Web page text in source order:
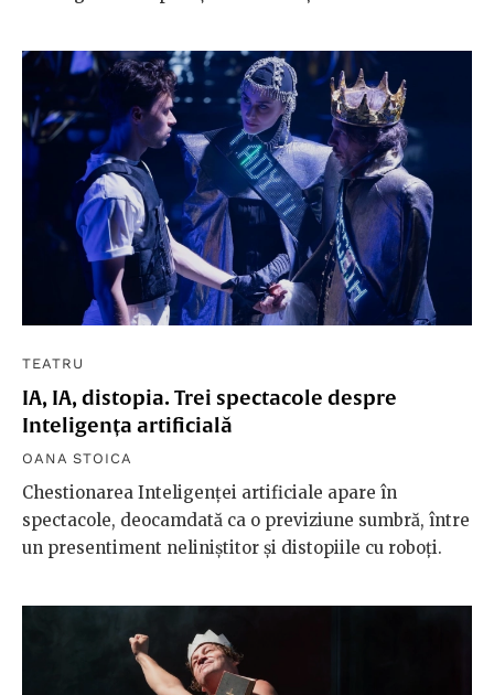
TEATRU
IA, IA, distopia. Trei spectacole despre
Inteligența artificială
OANA STOICA
Chestionarea Inteligenței artificiale apare în
spectacole, deocamdată ca o previziune sumbră, între
un presentiment neliniștitor și distopiile cu roboți.